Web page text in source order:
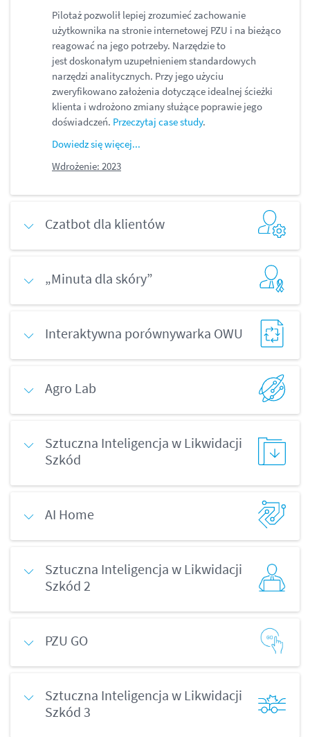
Pilotaż pozwolił lepiej zrozumieć zachowanie
użytkownika na stronie internetowej PZU i na bieżąco
reagować na jego potrzeby. Narzędzie to
jest doskonałym uzupełnieniem standardowych
narzędzi analitycznych. Przy jego użyciu
zweryfikowano założenia dotyczące idealnej ścieżki
klienta i wdrożono zmiany służące poprawie jego
doświadczeń. Przeczytaj case study.
Dowiedz się więcej...
Wdrożenie: 2023
Czatbot dla klientów
„Minuta dla skóry”
Interaktywna porównywarka OWU
Agro Lab
Sztuczna Inteligencja w Likwidacji
Szkód
AI Home
Sztuczna Inteligencja w Likwidacji
Szkód 2
PZU GO
Sztuczna Inteligencja w Likwidacji
Szkód 3